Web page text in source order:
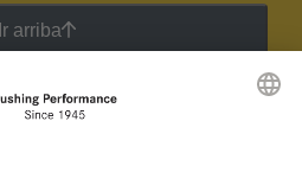
Ir arriba